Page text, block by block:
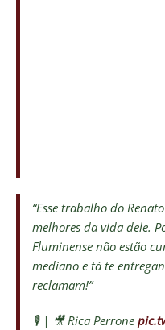
“Esse trabalho do
melhores da vida dele.
Fluminense não estão
mediano e tá te
reclamam!”
🎙️ | 🎥 Rica Perrone